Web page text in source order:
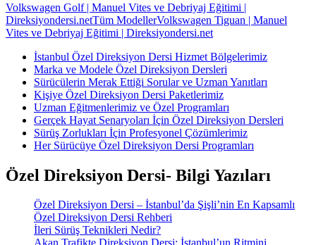
Volkswagen Golf | Manuel Vites ve Debriyaj Eğitimi |
Direksiyondersi.netTüm ModellerVolkswagen Tiguan | Manuel
Vites ve Debriyaj Eğitimi | Direksiyondersi.net
İstanbul Özel Direksiyon Dersi Hizmet Bölgelerimiz
Marka ve Modele Özel Direksiyon Dersleri
Sürücülerin Merak Ettiği Sorular ve Uzman Yanıtları
Kişiye Özel Direksiyon Dersi Paketlerimiz
Uzman Eğitmenlerimiz ve Özel Programları
Gerçek Hayat Senaryoları İçin Özel Direksiyon Dersleri
Sürüş Zorlukları İçin Profesyonel Çözümlerimiz
Her Sürücüye Özel Direksiyon Dersi Programları
Özel Direksiyon Dersi- Bilgi Yazıları
Özel Direksiyon Dersi – İstanbul’da Şişli’nin En Kapsamlı
Özel Direksiyon Dersi Rehberi
İleri Sürüş Teknikleri Nedir?